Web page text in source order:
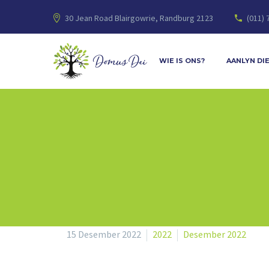
30 Jean Road Blairgowrie, Randburg 2123 (011)
WIE IS ONS? AANLYN
15 Desember 2022 2022 Desember 2022